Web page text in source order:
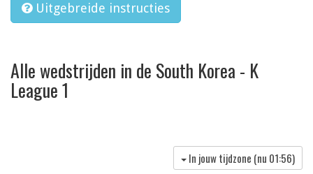
Uitgebreide instructies
Alle wedstrijden in de South Korea - K
League 1
In jouw tijdzone (nu 01:56)